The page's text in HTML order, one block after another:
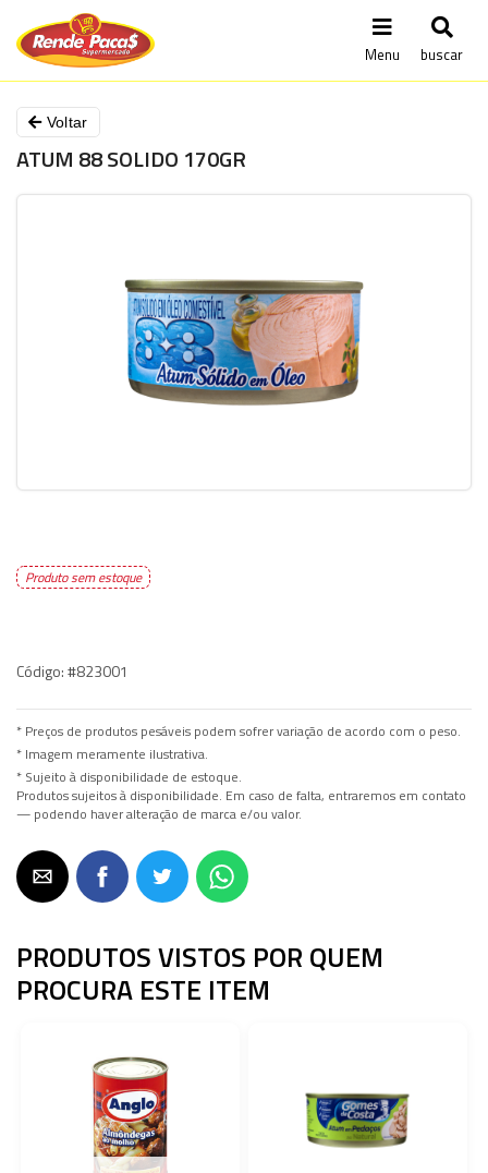
Menu buscar
Voltar
ATUM 88 SOLIDO 170GR
Produto sem estoque
Código:#823001
* Preços de produtos pesáveis podem sofrer variação de acordo com o peso.
* Imagem meramente ilustrativa.
* Sujeito à disponibilidade de estoque.
Produtos sujeitos à disponibilidade. Em caso de falta, entraremos em contato
— podendo haver alteração de marca e/ou valor.
PRODUTOS VISTOS POR QUEM
PROCURA ESTE ITEM